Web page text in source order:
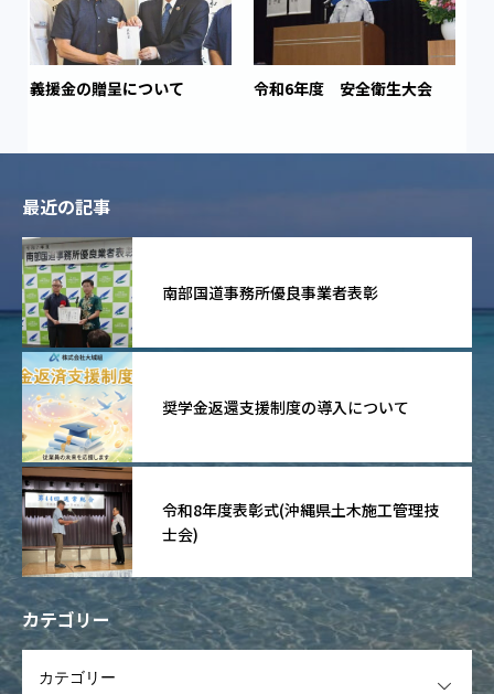
義援金の贈呈について 令和6年度 安全衛生大会
最近の記事
南部国道事務所優良事業者表彰
奨学金返還支援制度の導入について
令和8年度表彰式(沖縄県土木施工管理技
士会)
カテゴリー